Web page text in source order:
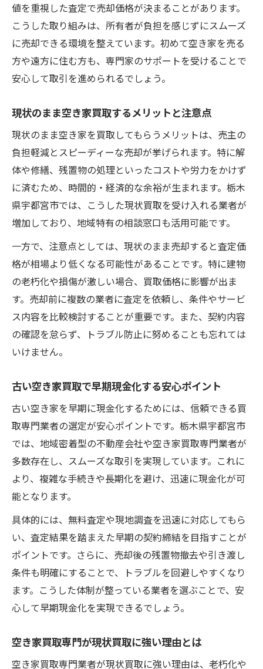
値を重視した査定で売却価格が決まることがあります。
こうした取り組みは、所有者が負担を感じずにスムーズ
に売却できる環境を整えています。初めて空き家を売る
方や遠方に住む方も、専門家のサポートを受けることで
安心して取引を進められるでしょう。
現状のまま空き家買取するメリットと注意点
現状のまま空き家を買取してもらうメリットは、売主の
負担軽減とスピーディーな売却が挙げられます。特に解
体や修繕、残置物の処理といったコストや労力をかけず
に済むため、時間的・経済的な余裕が生まれます。栃木
県宇都宮市では、こうした現状買取を受け入れる業者が
増加しており、地域特有の相談窓口も活用可能です。
一方で、注意点としては、現状のまま売却すると査定価
格が相場より低くなる可能性があることです。特に建物
の老朽化や損傷が激しい場合、買取価格に影響が出ま
す。売却前に複数の業者に査定を依頼し、条件やサービ
ス内容を比較検討することが重要です。また、契約内容
の確認を怠らず、トラブル防止に努めることも忘れては
いけません。
古い空き家買取で早期現金化する安心ポイント
古い空き家を早期に現金化するためには、信頼できる買
取専門業者の選定が安心ポイントです。栃木県宇都宮市
では、地域密着型の不動産会社や空き家買取専門業者が
多数存在し、スムーズな取引を実現しています。これに
より、複雑な手続きや長期化を避け、迅速に現金化が可
能となります。
具体的には、無料査定や現地調査を迅速に対応してもら
い、査定結果を踏まえた早期の契約締結を目指すことが
ポイントです。さらに、売却後の残置物撤去や引き渡し
条件も明確にすることで、トラブルを回避しやすくなり
ます。こうした体制が整っている業者を選ぶことで、安
心して早期現金化を実現できるでしょう。
空き家買取専門が現状買取に強い理由とは
空き家買取専門業者が現状買取に強い理由は、老朽化や